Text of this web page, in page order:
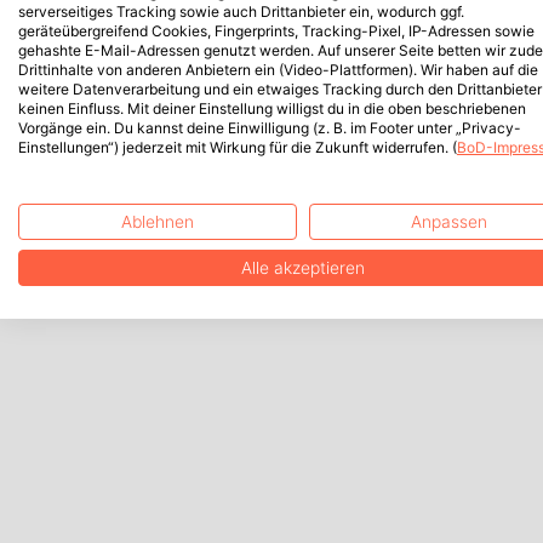
serverseitiges Tracking sowie auch Drittanbieter ein, wodurch ggf.
geräteübergreifend Cookies, Fingerprints, Tracking-Pixel, IP-Adressen sowie
gehashte E-Mail-Adressen genutzt werden. Auf unserer Seite betten wir
Drittinhalte von anderen Anbietern ein (Video-Plattformen). Wir haben auf die
weitere Datenverarbeitung und ein etwaiges Tracking durch den Drittanbieter
keinen Einfluss. Mit deiner Einstellung willigst du in die oben beschriebenen
Vorgänge ein. Du kannst deine Einwilligung (z. B. im Footer unter „Privacy-
Einstellungen“) jederzeit mit Wirkung für die Zukunft widerrufen. (BoD-
Ablehnen Anpassen
Alle akzeptieren